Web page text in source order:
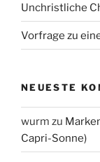
Unchristliche
Vorfrage zu
NEUESTE
wurm zu
Capri-Sonne)